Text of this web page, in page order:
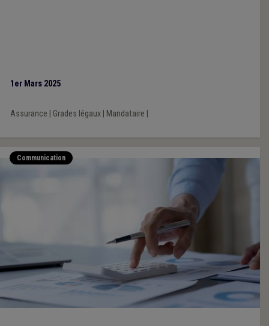
1er Mars 2025
Assurance Grades légaux| Mandataire
Communication